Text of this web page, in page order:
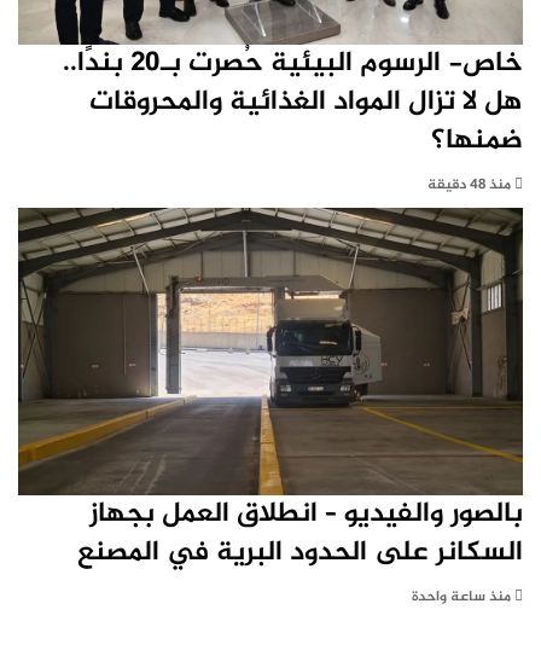
خاص- الرسوم البيئية حُصرت بـ20 بندًا..
هل لا تزال المواد الغذائية والمحروقات
ضمنها؟
منذ 48 دقيقة
بالصور والفيديو – انطلاق العمل بجهاز
السكانر على الحدود البرية في المصنع
منذ ساعة واحدة